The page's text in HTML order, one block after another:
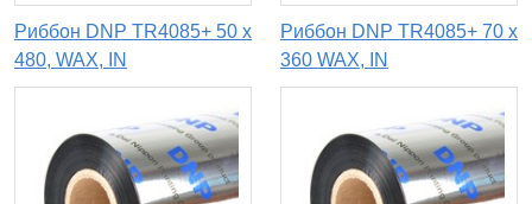
Риббон DNP TR4085+ 50 x
480, WAX, IN
Риббон DNP TR4085+ 70 x
360 WAX, IN